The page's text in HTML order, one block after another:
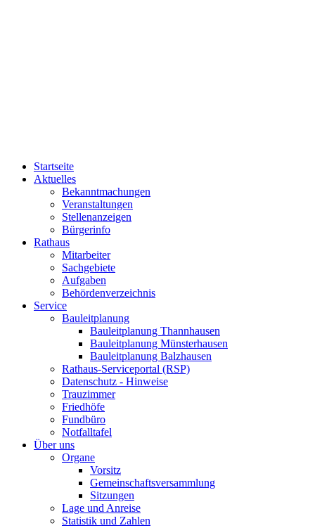
Startseite
Aktuelles
Bekanntmachungen
Veranstaltungen
Stellenanzeigen
Bürgerinfo
Rathaus
Mitarbeiter
Sachgebiete
Aufgaben
Behördenverzeichnis
Service
Bauleitplanung
Bauleitplanung Thannhausen
Bauleitplanung Münsterhausen
Bauleitplanung Balzhausen
Rathaus-Serviceportal (RSP)
Datenschutz - Hinweise
Trauzimmer
Friedhöfe
Fundbüro
Notfalltafel
Über uns
Organe
Vorsitz
Gemeinschaftsversammlung
Sitzungen
Lage und Anreise
Statistik und Zahlen